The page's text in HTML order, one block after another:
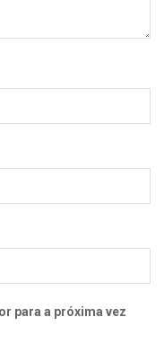
para a próxima vez